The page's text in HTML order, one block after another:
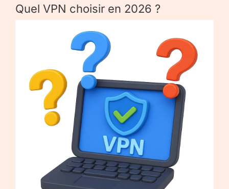
Quel VPN choisir en 2026 ?